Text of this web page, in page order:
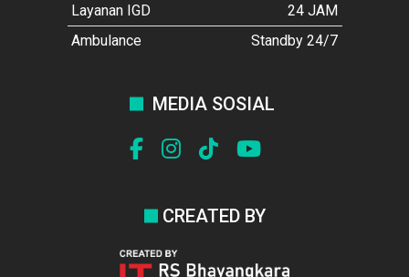
Layanan IGD
24 JAM
Ambulance
Standby 24/7
MEDIA SOSIAL
CREATED BY